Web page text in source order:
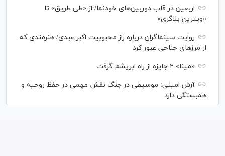
اربعین در قاب دوربین‌های خودنما/ از «طی طریق» تا
«ویترین بلاگری»
روایت سینماگران درباره راز محبوبیت اکبر عبدی/ هنرمندی که
از مرزهای جناحی عبور کرد
«مینا» ۲ جایزه از راه ابریشم گرفت
آرش امینی: موسیقی در جنگ نقش مهمی در حفظ روحیه و
همبستگی دارد